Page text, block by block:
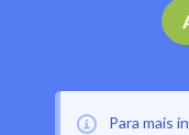
Para mais